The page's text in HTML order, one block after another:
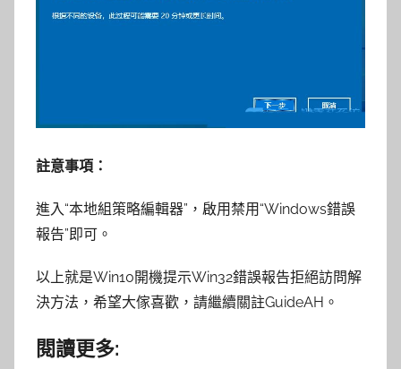
註意事項：
進入“本地組策略編輯器”，啟用禁用“Windows錯誤
報告”即可。
以上就是Win10開機提示Win32錯誤報告拒絕訪問解
決方法，希望大傢喜歡，請繼續關註GuideAH。
閱讀更多: